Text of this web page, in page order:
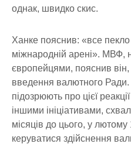
однак, швидко скис.
Ханке пояснив: «все пекло
міжнародній арені». МВФ,
європейцями, пояснив він,
введення валютного
підозрюють про цієї
іншими ініціативами,
місяців до цього, у
керуватися здійснення